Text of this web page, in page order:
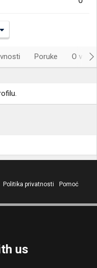
Poruke O
Politika privatnosti
Pomoć
us